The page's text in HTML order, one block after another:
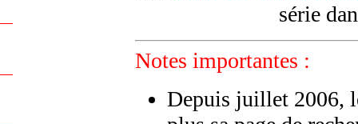
série
Notes importantes :
Depuis juillet 2006,